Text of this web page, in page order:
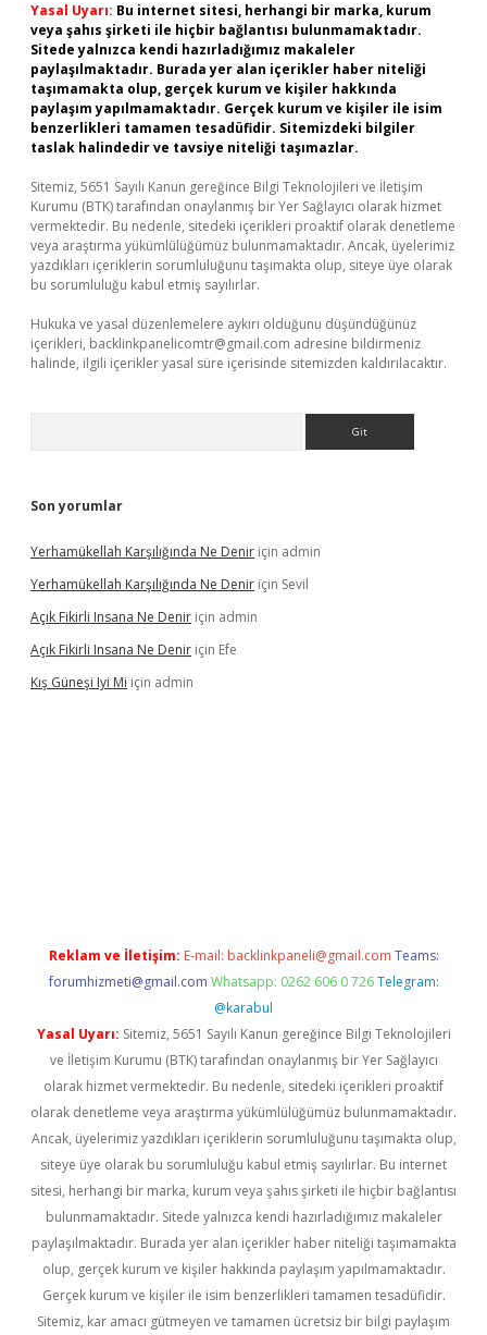
Yasal Uyarı: Bu internet sitesi, herhangi bir marka, kurum
veya şahıs şirketi ile hiçbir bağlantısı bulunmamaktadır.
Sitede yalnızca kendi hazırladığımız makaleler
paylaşılmaktadır. Burada yer alan içerikler haber niteliği
taşımamakta olup, gerçek kurum ve kişiler hakkında
paylaşım yapılmamaktadır. Gerçek kurum ve kişiler ile isim
benzerlikleri tamamen tesadüfidir. Sitemizdeki bilgiler
taslak halindedir ve tavsiye niteliği taşımazlar.
Sitemiz, 5651 Sayılı Kanun gereğince Bilgi Teknolojileri ve İletişim
Kurumu (BTK) tarafından onaylanmış bir Yer Sağlayıcı olarak hizmet
vermektedir. Bu nedenle, sitedeki içerikleri proaktif olarak denetleme
veya araştırma yükümlülüğümüz bulunmamaktadır. Ancak, üyelerimiz
yazdıkları içeriklerin sorumluluğunu taşımakta olup, siteye üye olarak
bu sorumluluğu kabul etmiş sayılırlar.
Hukuka ve yasal düzenlemelere aykırı olduğunu düşündüğünüz
içerikleri, backlinkpanelicomtr@gmail.com adresine bildirmeniz
halinde, ilgili içerikler yasal süre içerisinde sitemizden kaldırılacaktır.
Son yorumlar
Yerhamükellah Karşılığında Ne Denir için admin
Yerhamükellah Karşılığında Ne Denir için Sevil
Açık Fikirli Insana Ne Denir için admin
Açık Fikirli Insana Ne Denir için Efe
Kış Güneşi Iyi Mi için admin
Reklam ve İletişim: E-mail: backlinkpaneli@gmail.com Teams:
forumhizmeti@gmail.com Whatsapp: 0262 606 0 726 Telegram:
@karabul
Yasal Uyarı: Sitemiz, 5651 Sayılı Kanun gereğince Bilgi Teknolojileri
ve İletişim Kurumu (BTK) tarafından onaylanmış bir Yer Sağlayıcı
olarak hizmet vermektedir. Bu nedenle, sitedeki içerikleri proaktif
olarak denetleme veya araştırma yükümlülüğümüz bulunmamaktadır.
Ancak, üyelerimiz yazdıkları içeriklerin sorumluluğunu taşımakta olup,
siteye üye olarak bu sorumluluğu kabul etmiş sayılırlar. Bu internet
sitesi, herhangi bir marka, kurum veya şahıs şirketi ile hiçbir bağlantısı
bulunmamaktadır. Sitede yalnızca kendi hazırladığımız makaleler
paylaşılmaktadır. Burada yer alan içerikler haber niteliği taşımamakta
olup, gerçek kurum ve kişiler hakkında paylaşım yapılmamaktadır.
Gerçek kurum ve kişiler ile isim benzerlikleri tamamen tesadüfidir.
Sitemiz, kar amacı gütmeyen ve tamamen ücretsiz bir bilgi paylaşım